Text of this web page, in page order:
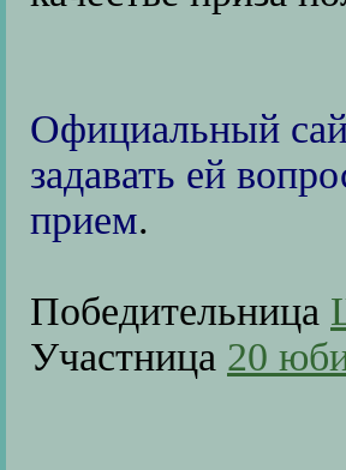
Официальный
задавать ей
прием.
Победительница
Участница 20